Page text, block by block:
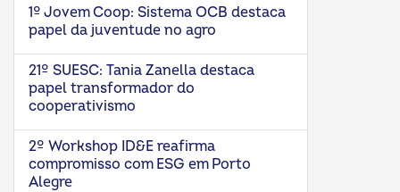
1º Jovem Coop: Sistema OCB destaca
papel da juventude no agro
21º SUESC: Tania Zanella destaca
papel transformador do
cooperativismo
2º Workshop ID&E reafirma
compromisso com ESG em Porto
Alegre